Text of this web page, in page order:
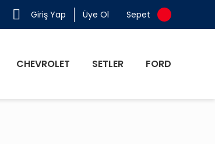
Giriş Yap Üye Ol Sepet
CHEVROLET SETLER FORD